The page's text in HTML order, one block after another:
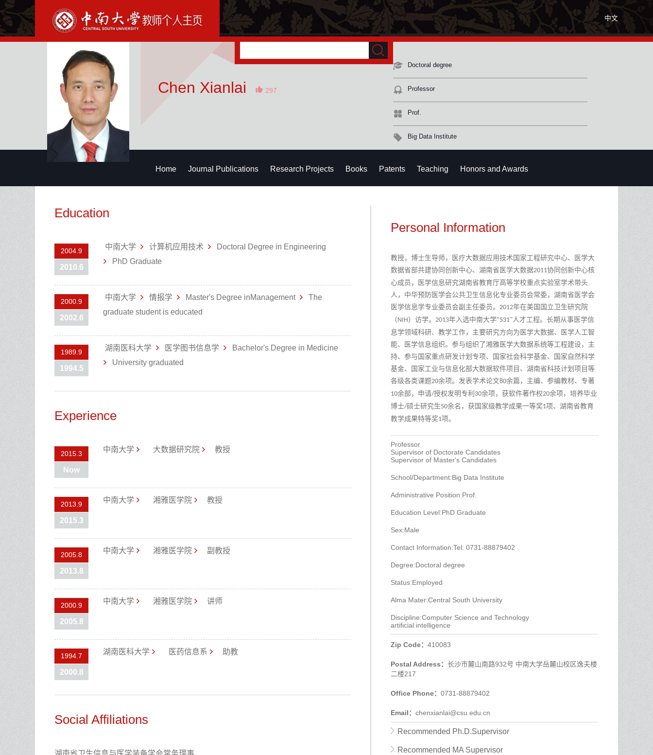
中文
Chen Xianlai 297
Doctoral degree
Professor
Prof.
Big Data Institute
Home Journal Publications Research Projects Books Patents Teaching Honors and Awards
Education
2004.9
2010.6
中南大学 计算机应用技术
Doctoral Degree in Engineering
PhD Graduate
2000.9
2002.6
中南大学 情报学 Master's Degree inManagement
The
graduate student is educated
1989.9
1994.5
湖南医科大学 医学图书信息学
Bachelor's Degree in Medicine
University graduated
Experience
2015.3
Now
中南大学 大数据研究院 教授
2013.9
2015.3
中南大学 湘雅医学院 教授
2005.8
2013.8
中南大学 湘雅医学院 副教授
2000.9
2005.8
中南大学 湘雅医学院 讲师
1994.7
2000.8
湖南医科大学 医药信息系 助教
Social Affiliations
湖南省卫生信息与医学装备学会常务理事
Personal Information
教授，博士生导师，医疗大数据应用技术国家工程研究中心、
医学大
数据省部共建协同创新中心、 湖南省医学大数据2011协同创新中心核
心成员，医学信息研究湖南省教育厅高等学校重点实验室学术带头
人，中华预防医学会公共卫生信息化专业委员会常委，湖南省医学会
医学信息学专业委员会副主任委员。 2012年在美国国立卫生研究院
（NIH）访学。 2013年入选中南大学“531”人才工程。长期从事医学信
息学领域科研、教学工作，主要研究方向为医学大数据、
医学人工智
能、 医学信息组织。参与组织了湘雅医学大数据系统等工程建设，主
持、参与国家重点研发计划专项、国家社会科学基金、国家自然科学
基金、国家工业与信息化部大数据软件项目 、 湖南省科技计划项目等
各级各类课题20余项。发表学术论文80余篇，主编、参编教材、专著
10余部，申请/授权发明专利 30余项，获软件著作权20余项，培养毕业
博士/硕士研究生50余名 ， 获国家级教学成果一等奖1项、湖南省教育
教学成果特等奖1项。
Professor
Supervisor of Doctorate Candidates
Supervisor of Master's Candidates
School/Department:Big Data Institute
Administrative Position:Prof.
Education Level:PhD Graduate
Sex:Male
Contact Information:Tel: 0731-88879402
Degree:Doctoral degree
Status:Employed
Alma Mater:Central South University
Discipline:Computer Science and Technology
artificial intelligence
Zip Code： 410083
Postal Address： 长沙市麓山南路932号 中南大学岳麓山校区逸夫楼
二楼217
Office Phone： 0731-88879402
Email： chenxianlai@csu.edu.cn
Recommended Ph.D.Supervisor
Recommended MA Supervisor